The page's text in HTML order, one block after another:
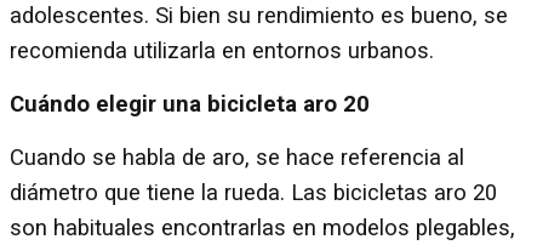
adolescentes. Si bien su rendimiento es bueno, se
recomienda utilizarla en entornos urbanos.
Cuándo elegir una bicicleta aro 20
Cuando se habla de aro, se hace referencia al
diámetro que tiene la rueda. Las bicicletas aro 20
son habituales encontrarlas en modelos plegables,